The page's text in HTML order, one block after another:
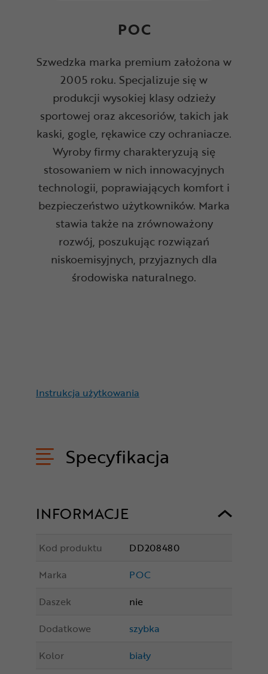
POC
Szwedzka marka premium założona w
2005 roku. Specjalizuje się w
produkcji wysokiej klasy odzieży
sportowej oraz akcesoriów, takich jak
kaski, gogle, rękawice czy ochraniacze.
Wyroby firmy charakteryzują się
stosowaniem w nich innowacyjnych
technologii, poprawiających komfort i
bezpieczeństwo użytkowników. Marka
stawia także na zrównoważony
rozwój, poszukując rozwiązań
niskoemisyjnych, przyjaznych dla
środowiska naturalnego.
Instrukcja użytkowania
Specyfikacja
INFORMACJE
Kod produktu
DD208480
Marka
POC
Daszek
nie
Dodatkowe
szybka
Kolor
biały